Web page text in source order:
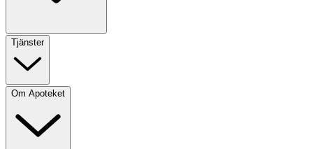
Tjänster
Om Apoteket